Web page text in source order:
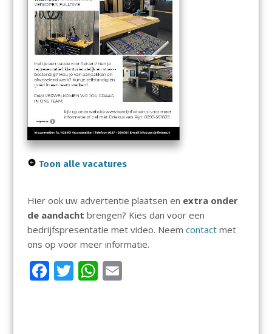
Toon alle vacatures
Hier ook uw advertentie plaatsen en extra onder
de aandacht brengen? Kies dan voor een
bedrijfspresentatie met video. Neem contactmet
ons op voor meer informatie.
F T W E